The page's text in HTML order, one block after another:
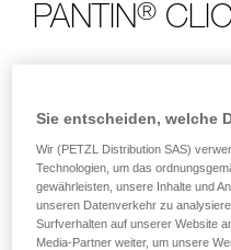
PANTIN®
Die PANTIN CLICK-
Aufstieg am Seil und beugt
Sie wird in Kombination mit
oder ASCENTREE-
ausgestattet mit einem
Einstellsystem mit
Sie entscheiden, welche
Wir (PETZL Distribution SAS)
Technologien, um das
gewährleisten, unsere Inhalte und
unseren Datenverkehr zu
Surfverhalten auf unserer Website
Media-Partner weiter, um unsere